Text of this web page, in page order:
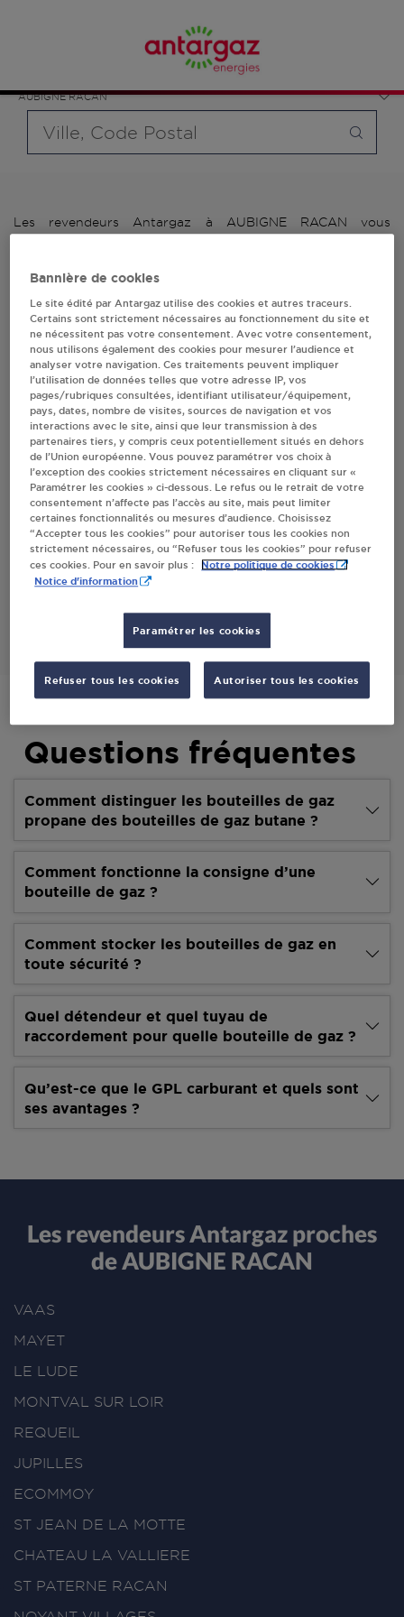
AUBIGNE RACAN
bouteille souhaité et le type de point de vente (revendeur /
distributeur automatique de bouteilles de gaz ou station GPL
carburant)
Les revendeurs Antargaz à AUBIGNE RACAN vous
des revendeurs Antargaz à AUBIGNE RACAN, l'adresse, le
de bouteilles de gaz.
1 revendeur(s) Antargaz
à AUBIGNE RACAN
Villes
MENAGER TV VIDEO PASTEAU J AUBIGNE
RACAN
15 RUE DE LA GARE
72800AUBIGNE RACAN
Questions fréquentes
Comment distinguer les bouteilles de gaz
propane des bouteilles de gaz butane ?
Comment fonctionne la consigne d’une
bouteille de gaz ?
Comment stocker les bouteilles de gaz en
toute sécurité ?
Quel détendeur et quel tuyau de
raccordement pour quelle bouteille de gaz ?
Qu’est-ce que le GPL carburant et quels sont
ses avantages ?
Les revendeurs Antargaz proches
de AUBIGNE RACAN
VAAS
MAYET
LE LUDE
MONTVAL SUR LOIR
REQUEIL
JUPILLES
ECOMMOY
ST JEAN DE LA MOTTE
CHATEAU LA VALLIERE
ST PATERNE RACAN
Bannière de cookies
Le site édité par Antargaz utilise des cookies et autres traceurs.
Certains sont strictement nécessaires au fonctionnement du site et
ne nécessitent pas votre consentement. Avec votre consentement,
nous utilisons également des cookies pour mesurer l’audience et
analyser votre navigation. Ces traitements peuvent impliquer
l’utilisation de données telles que votre adresse IP, vos
pages/rubriques consultées, identifiant utilisateur/équipement,
pays, dates, nombre de visites, sources de navigation et vos
interactions avec le site, ainsi que leur transmission à des
partenaires tiers, y compris ceux potentiellement situés en dehors
de l’Union européenne. Vous pouvez paramétrer vos choix à
l’exception des cookies strictement nécessaires en cliquant sur «
Paramétrer les cookies » ci-dessous. Le refus ou le retrait de votre
consentement n’affecte pas l’accès au site, mais peut limiter
certaines fonctionnalités ou mesures d’audience. Choisissez
“Accepter tous les cookies” pour autoriser tous les cookies non
strictement nécessaires, ou “Refuser tous les cookies” pour refuser
ces cookies. Pour en savoir plus :
Notre politique de cookies
Notice d'information
Paramétrer les cookies
Refuser tous les cookies Autoriser tous les cookies